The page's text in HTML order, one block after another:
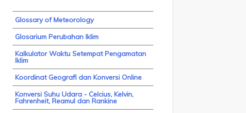
Glossary of Meteorology
Glosarium Perubahan Iklim
Kalkulator Waktu Setempat Pengamatan
Iklim
Koordinat Geografi dan Konversi Online
Konversi Suhu Udara - Celcius, Kelvin,
Fahrenheit, Reamul dan Rankine